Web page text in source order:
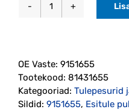
Esitule
1992-
2004
(9151655)
PPS
OE Vaste: 9151655
Tootekood: 81431655
Kategooriad: Tulepesurid
Sildid: 9151655, Esitule